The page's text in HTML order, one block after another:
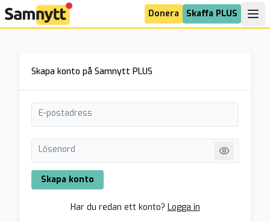
Donera Skaffa PLUS
Skapa konto på Samnytt PLUS
E-postadress
Lösenord
Skapa konto
Har du redan ett konto? Logga in